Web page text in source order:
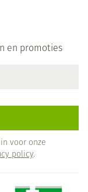
en promoties
voor onze
policy.